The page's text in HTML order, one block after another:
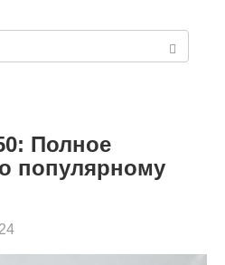
Полное
популярному